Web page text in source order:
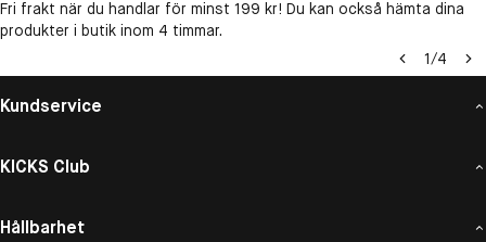
Fri frakt när du handlar för minst 199 kr! Du kan också hämta dina
produkter i butik inom 4 timmar.
1/4
Kundservice
KICKS Club
Hållbarhet